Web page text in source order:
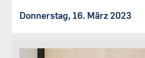
Donnerstag, 16. März 2023